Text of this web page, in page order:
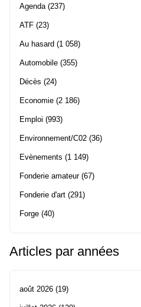
Agenda (237)
ATF (23)
Au hasard (1 058)
Automobile (355)
Décès (24)
Economie (2 186)
Emploi (993)
Environnement/C02 (36)
Evènements (1 149)
Fonderie amateur(67)
Fonderie d'art (291)
Forge (40)
Articles par années
août 2026 (19)